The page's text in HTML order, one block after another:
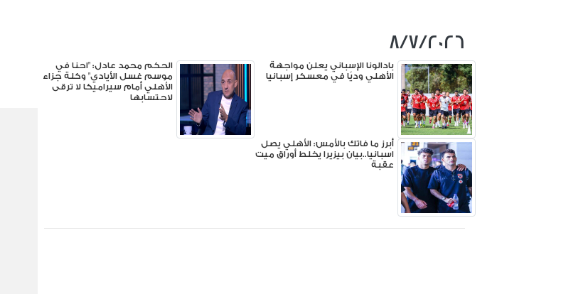
8/7/2026
بادالونا الإسباني يعلن مواجهة
الأهلي وديًا في معسكر إسبانيا
الحكم محمد عادل: "احنا في
موسم غسل الأيادي" وكلة جزاء
الأهلي أمام سيراميكا لا ترقى
لاحتسابها
أبرز ما فاتك بالأمس: الأهلي يصل
اسبانيا..بيان بيزيرا يخلط أوراق ميت
عقبة